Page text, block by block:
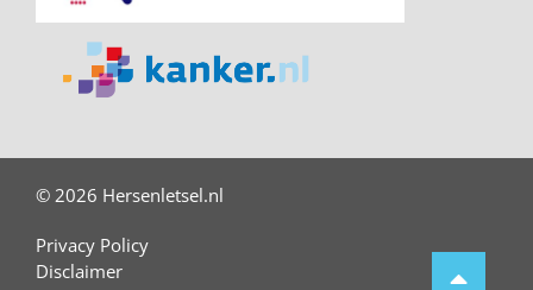
© 2026 Hersenletsel.nl
Privacy Policy
Disclaimer